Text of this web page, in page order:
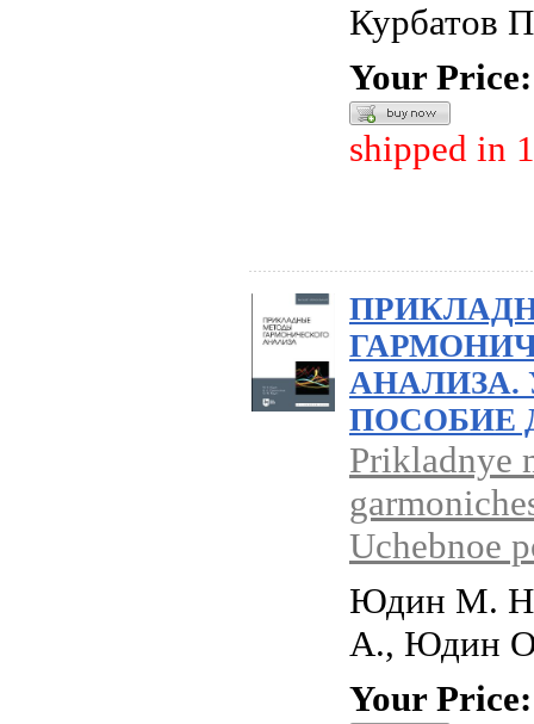
Курбатов
Your Price:
shipped in
АНАЛИЗА.
ПОСОБИЕ
Prikladnye
Uchebnoe
Юдин М.
А., Юдин
Your Price: